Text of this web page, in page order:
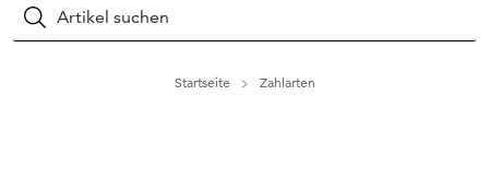
Suchen
Startseite Zahlarten